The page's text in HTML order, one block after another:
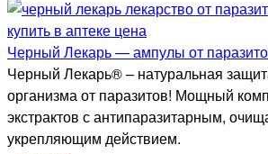
Черный Лекарь — ампулы от
Черный Лекарь® – натуральная
организма от паразитов! Мощный
экстрактов с антипаразитарным,
укрепляющим действием.